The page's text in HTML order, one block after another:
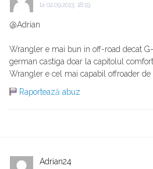
la 02.09.2013, 18:19
@Adrian
Wrangler e mai bun in off-road decat
german castiga doar la capitolul
Wrangler e cel mai capabil offroader de
Raportează abuz
Adrian24